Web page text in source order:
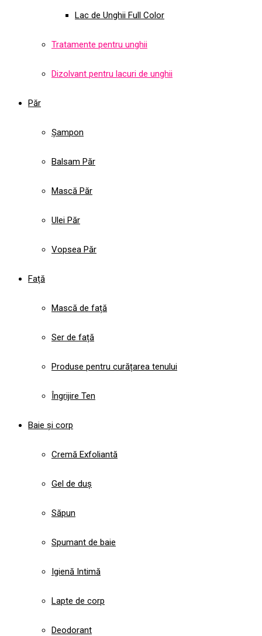
Lac de Unghii Full Color
Tratamente pentru unghii
Dizolvant pentru lacuri de unghii
Păr
Șampon
Balsam Păr
Mască Păr
Ulei Păr
Vopsea Păr
Față
Mască de față
Ser de față
Produse pentru curățarea tenului
Îngrijire Ten
Baie și corp
Cremă Exfoliantă
Gel de duș
Săpun
Spumant de baie
Igienă Intimă
Lapte de corp
Deodorant